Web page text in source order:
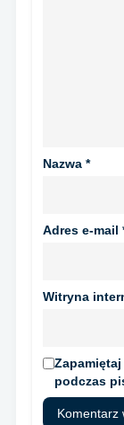
Nazwa *
Adres e-mail
Witryna
podczas